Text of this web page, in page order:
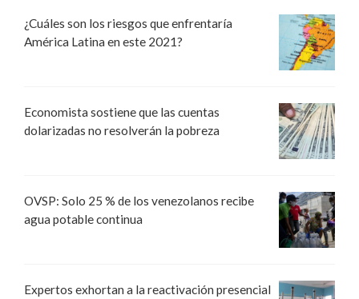
¿Cuáles son los riesgos que enfrentaría
América Latina en este 2021?
Economista sostiene que las cuentas
dolarizadas no resolverán la pobreza
OVSP: Solo 25 % de los venezolanos recibe
agua potable continua
Expertos exhortan a la reactivación presencial